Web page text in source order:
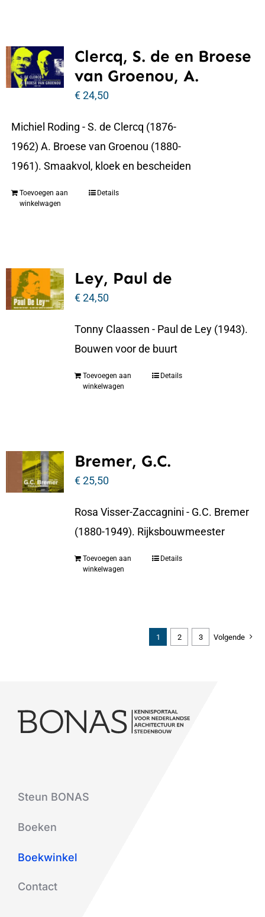
Clercq, S. de en Broese
van Groenou, A.
€24,50
Michiel Roding - S. de Clercq (1876-
1962) A. Broese van Groenou (1880-
1961). Smaakvol, kloek en bescheiden
Toevoegen aan
winkelwagen
Details
Ley, Paul de
€24,50
Tonny Claassen - Paul de Ley (1943).
Bouwen voor de buurt
Toevoegen aan
winkelwagen
Details
Bremer, G.C.
€25,50
Rosa Visser-Zaccagnini - G.C. Bremer
(1880-1949). Rijksbouwmeester
Toevoegen aan
winkelwagen
Details
1 2 3 Volgende
Steun BONAS
Boeken
Boekwinkel
Contact